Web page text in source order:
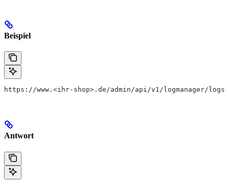
Beispiel
https://www.<ihr-shop>.de/admin/api/v1/logmanager/logs/4-
Antwort